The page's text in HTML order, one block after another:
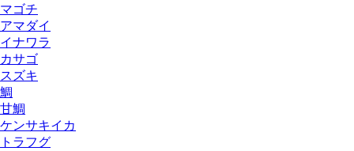
マゴチ
アマダイ
イナワラ
カサゴ
スズキ
鯛
甘鯛
ケンサキイカ
トラフグ